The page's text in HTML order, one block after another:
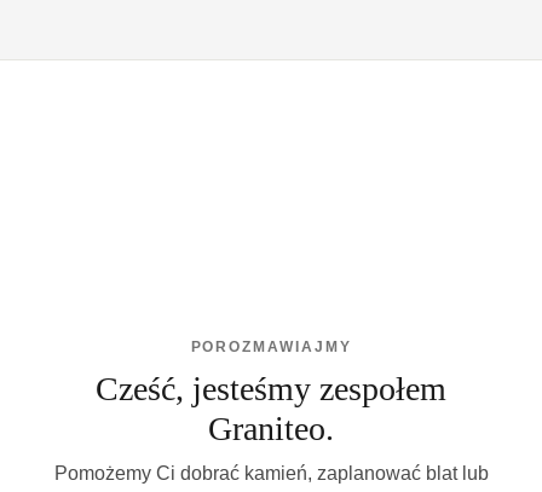
POROZMAWIAJMY
Cześć, jesteśmy zespołem
Graniteo.
Pomożemy Ci dobrać kamień, zaplanować blat lub